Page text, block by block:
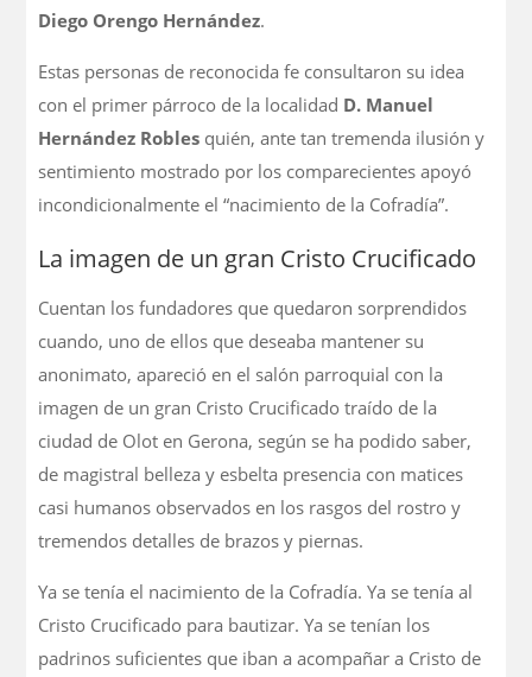
Diego Orengo Hernández.
Estas personas de reconocida fe consultaron su idea
con el primer párroco de la localidad D. Manuel
Hernández Robles quién, ante tan tremenda ilusión y
sentimiento mostrado por los comparecientes apoyó
incondicionalmente el “nacimiento de la Cofradía”.
La imagen de un gran Cristo Crucificado
Cuentan los fundadores que quedaron sorprendidos
cuando, uno de ellos que deseaba mantener su
anonimato, apareció en el salón parroquial con la
imagen de un gran Cristo Crucificado traído de la
ciudad de Olot en Gerona, según se ha podido saber,
de magistral belleza y esbelta presencia con matices
casi humanos observados en los rasgos del rostro y
tremendos detalles de brazos y piernas.
Ya se tenía el nacimiento de la Cofradía. Ya se tenía al
Cristo Crucificado para bautizar. Ya se tenían los
padrinos suficientes que iban a acompañar a Cristo de